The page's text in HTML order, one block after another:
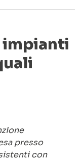
impianti
presso
con